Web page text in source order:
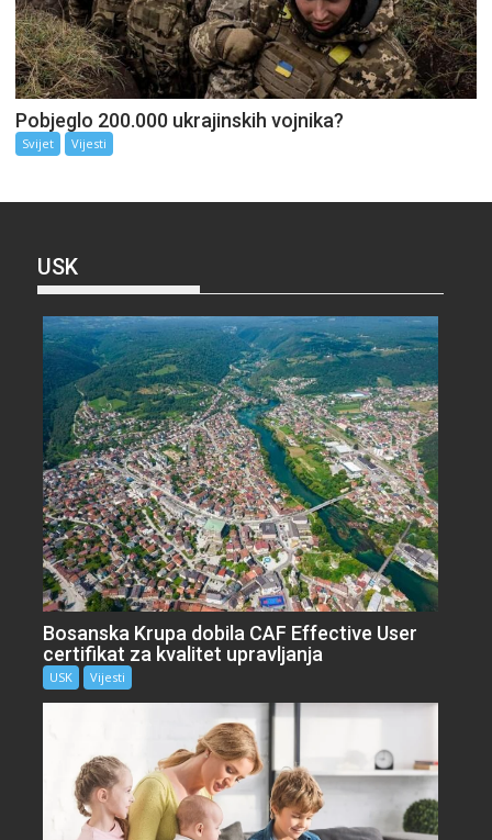
Pobjeglo 200.000 ukrajinskih vojnika?
Svijet Vijesti
USK
Bosanska Krupa dobila CAF Effective User
certifikat za kvalitet upravljanja
USK Vijesti